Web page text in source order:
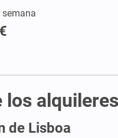
semana
de Lisboa